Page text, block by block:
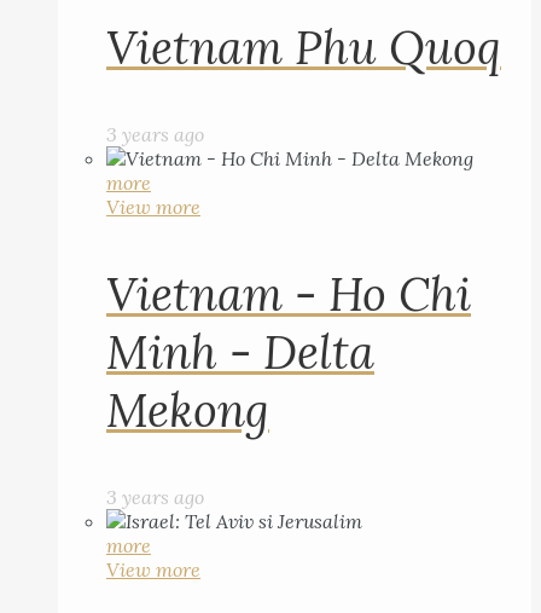
Vietnam Phu Quoq
3 years ago
more
View more
Vietnam - Ho Chi
Minh - Delta
Mekong
3 years ago
more
View more